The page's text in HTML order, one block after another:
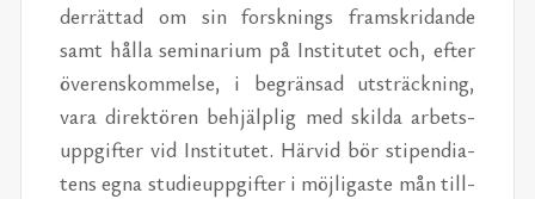
der­rät­tad om sin forsk­nings fram­skri­dan­de
samt hål­la se­mi­na­ri­um på In­sti­tu­tet och, ef­ter
över­ens­kom­mel­se, i be­grän­sad ut­sträck­ning,
vara di­rek­tö­ren be­hjälp­lig med skil­da ar­bets­
upp­gif­ter vid In­sti­tu­tet. Här­vid bör sti­pen­di­a­
tens egna stu­di­e­upp­gif­ter i möj­li­gas­te mån till­